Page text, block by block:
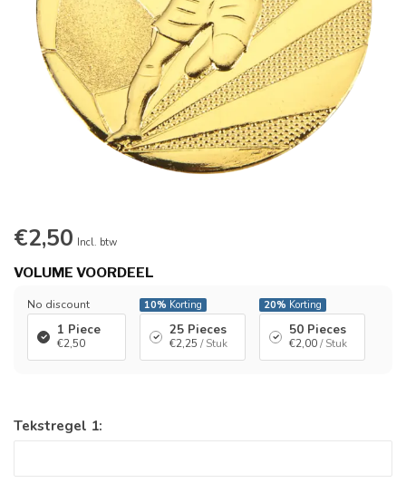
€2,50 Incl. btw
VOLUME VOORDEEL
No discount
1 Piece
€2,50
10% Korting
25 Pieces
€2,25 / Stuk
20% Korting
50 Pieces
€2,00/ Stuk
Tekstregel 1: